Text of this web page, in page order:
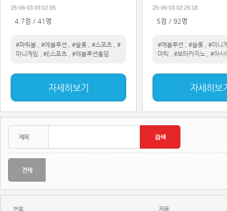
25-06-03 03:02:05
4.7점 / 41명
#파워볼 #에볼루션 #슬롯 #스포츠
#
미니게임
#E스포츠 #레볼루션홀덤
자세히보기
25-06-03 02:26:18
5점 / 92명
#에볼루션 #슬롯
#미니
마틱
#보타카지노 #아시
자세히보
전체
번호 제목